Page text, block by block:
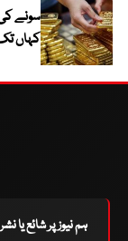
سونے
کہاں
ہم نیوز پر شائع یا